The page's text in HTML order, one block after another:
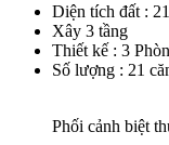
Diện tích đất :
Xây 3 tầng
Thiết kế : 3
Số lượng : 21
Phối cảnh biệt